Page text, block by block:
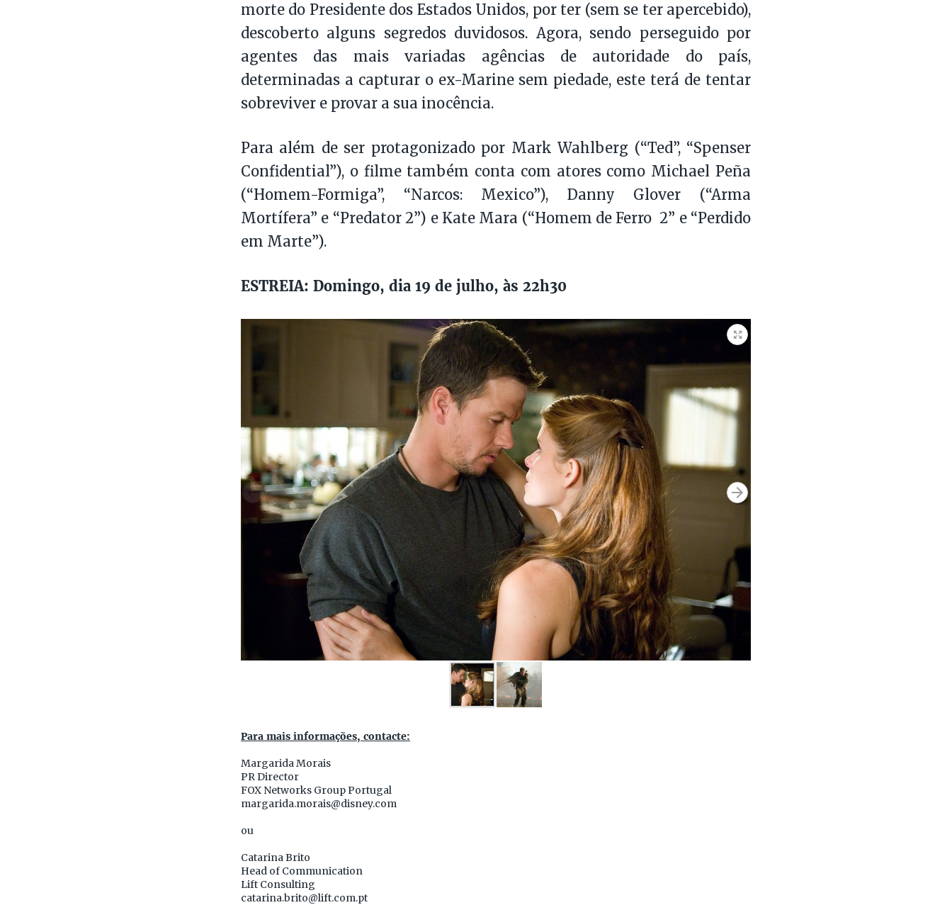
morte do Presidente dos Estados Unidos, por ter (sem se ter apercebido),
descoberto alguns segredos duvidosos. Agora, sendo perseguido por
agentes das mais variadas agências de autoridade do país,
determinadas a capturar o ex-Marine sem piedade, este terá de tentar
sobreviver e provar a sua inocência.
Para além de ser protagonizado por Mark Wahlberg (“Ted”, “Spenser
Confidential”), o filme também conta com atores como Michael Peña
(“Homem-Formiga”, “Narcos: Mexico”), Danny Glover (“Arma
Mortífera” e “Predator 2”) e Kate Mara (“Homem de Ferro 2” e “Perdido
em Marte”).
ESTREIA: Domingo, dia 19 de julho, às 22h30
Para mais informações, contacte:
Margarida Morais
PR Director
FOX Networks Group Portugal
margarida.morais@disney.com
ou
Catarina Brito
Head of Communication
Lift Consulting
catarina.brito@lift.com.pt